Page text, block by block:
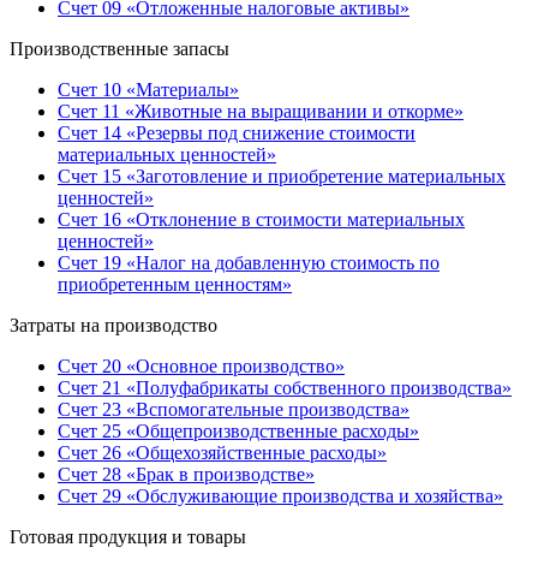
Счет 09 «Отложенные налоговые активы»
Производственные запасы
Счет 10 «Материалы»
Счет 11 «Животные на выращивании и откорме»
Счет 14 «Резервы под снижение стоимости
материальных ценностей»
Счет 15 «Заготовление и приобретение материальных
ценностей»
Счет 16 «Отклонение в стоимости материальных
ценностей»
Счет 19 «Налог на добавленную стоимость по
приобретенным ценностям»
Затраты на производство
Счет 20 «Основное производство»
Счет 21 «Полуфабрикаты собственного производства»
Счет 23 «Вспомогательные производства»
Счет 25 «Общепроизводственные расходы»
Счет 26 «Общехозяйственные расходы»
Счет 28 «Брак в производстве»
Счет 29 «Обслуживающие производства и хозяйства»
Готовая продукция и товары